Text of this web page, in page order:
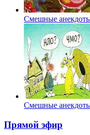
Смешные
Смешные
Прямой эфир